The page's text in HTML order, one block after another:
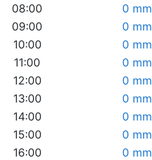
08:00
0 mm
09:00
0 mm
10:00
0 mm
11:00
0 mm
12:00
0 mm
13:00
0 mm
14:00
0 mm
15:00
0 mm
16:00
0 mm